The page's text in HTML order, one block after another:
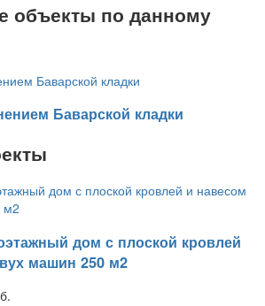
объекты по данному
Баварской кладки
дом с плоской кровлей
машин 250 м2